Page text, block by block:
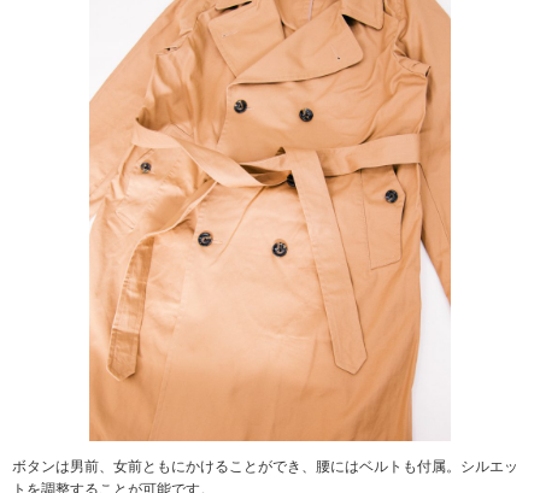
ボタンは男前、女前ともにかけることができ、腰にはベルトも付属。シルエッ
トを調整することが可能です。